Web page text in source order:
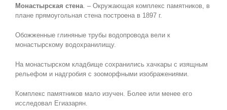
Монастырская стена. – Окружающая комплекс памятников, в
плане прямоугольная стена построена в 1897 г.
Обожженные глиняные трубы водопровода вели к
монастырскому водохранилищу.
На монастырском кладбище сохранились хачкары с изящным
рельефом и надгробия с зооморфными изображениями.
Комплекс памятников мало изучен. Более или менее его
исследовал Егиазарян.